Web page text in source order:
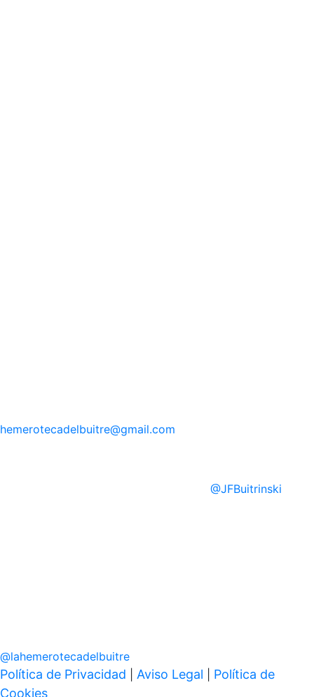
hemerotecadelbuitre@gmail.com
@JFBuitrinski
@lahemerotecadelbuitre
Política de Privacidad Aviso Legal
Política de
Cookies